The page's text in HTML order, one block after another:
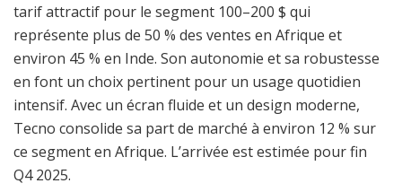
tarif attractif pour le segment 100–200 $ qui
représente plus de 50 % des ventes en Afrique et
environ 45 % en Inde. Son autonomie et sa robustesse
en font un choix pertinent pour un usage quotidien
intensif. Avec un écran fluide et un design moderne,
Tecno consolide sa part de marché à environ 12 % sur
ce segment en Afrique. L’arrivée est estimée pour fin
Q4 2025.